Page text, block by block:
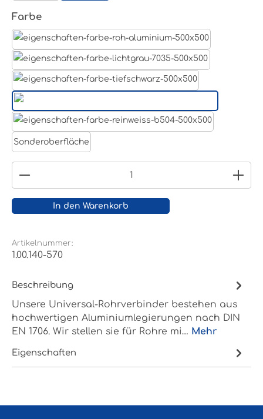
Farbeauswählen
Weißaluminium- RAL 9006
Sonderoberfläche
Produkt Anzahl: Gib den gewünschten Wert
In den Warenkorb
Artikelnummer:
1.00.140-570
Beschreibung
Unsere Universal-Rohrverbinder bestehen aus
hochwertigen Aluminiumlegierungen nach DIN
EN 1706. Wir stellen sie für Rohre mi… Mehr
Eigenschaften